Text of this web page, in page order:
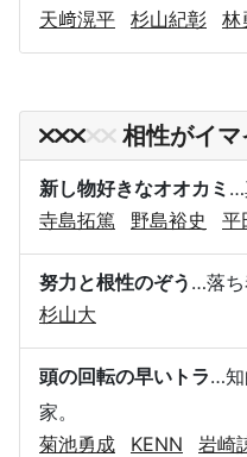
天﨑滉平
杉山紀彰 林
相性がイマ
新し物好きなオオカミ …
寺島拓篤
野島裕史 平
努力と根性のぞう …落ち
杉山大
頭の回転の早いトラ…知
家。
菊池勇成
KENN 岩崎